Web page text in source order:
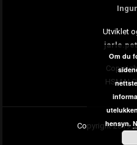
Utviklet
HSMAI
Copyright 2019.
Om du
hensyn.